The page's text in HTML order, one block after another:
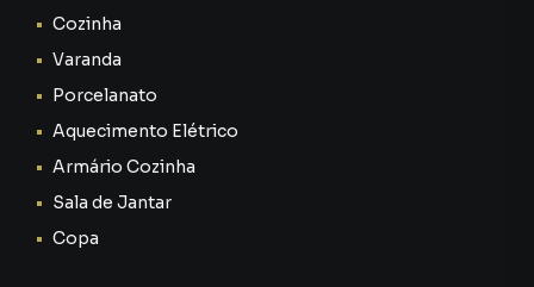
Cozinha
Varanda
Porcelanato
Aquecimento Elétrico
Armário Cozinha
Sala de Jantar
Copa